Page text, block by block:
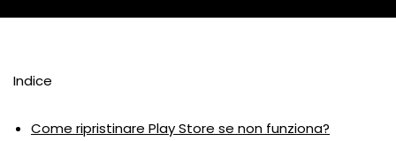
Indice
Come ripristinare Play Store se non funziona?